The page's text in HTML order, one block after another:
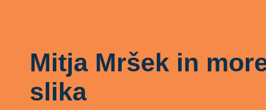
Mitja Mršek in
slika